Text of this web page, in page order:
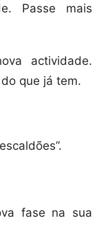
Passe mais
actividade.
que já tem.
fase na sua